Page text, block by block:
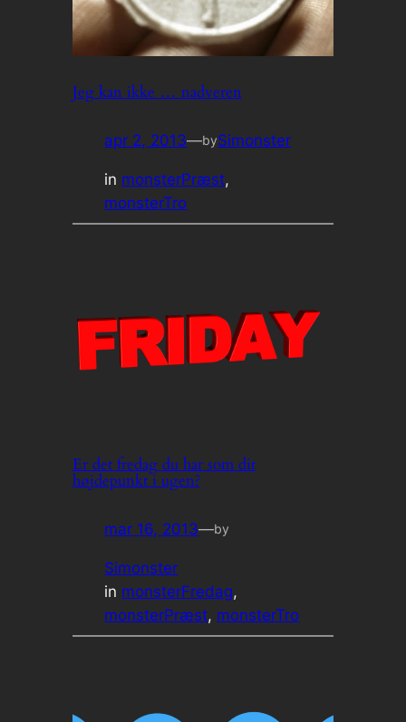
Jeg kan ikke … nadveren
apr 2, 2013—bySimonster
in monsterPræst
monsterTro
Er det fredag du har som dit
højdepunkt i ugen?
mar 16, 2013—by
Simonster
in monsterFredag
monsterPræst, monsterTro